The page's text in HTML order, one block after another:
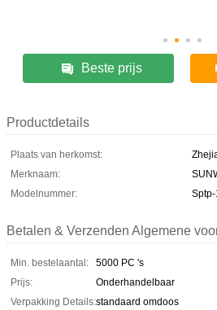
Beste prijs
Productdetails
Plaats van herkomst:
Merknaam:
Modelnummer:
Sptp-
Betalen & Verzenden Algemene
Min. bestelaantal:
5000 PC 's
Prijs:
Onderhandelbaar
Verpakking Details:standaard omdoos